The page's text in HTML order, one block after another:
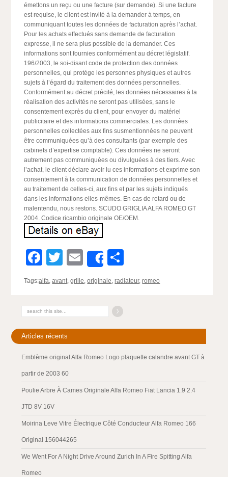
émettons un reçu ou une facture (sur demande). Si une facture
est requise, le client est invité à la demander à temps, en
communiquant toutes les données de facturation après l’achat.
Pour les achats effectués sans demande de facturation
expresse, il ne sera plus possible de la demander. Ces
informations sont fournies conformément au décret législatif.
196/2003, le soi-disant code de protection des données
personnelles, qui protège les personnes physiques et autres
sujets à l’égard du traitement des données personnelles.
Conformément au décret précité, les données nécessaires à la
réalisation des activités ne seront pas utilisées, sans le
consentement exprès du client, pour envoyer du matériel
publicitaire et des informations commerciales. Les données
personnelles collectées aux fins susmentionnées ne peuvent
être communiquées qu’à des consultants (par exemple des
cabinets d’expertise comptable). Ces données ne seront
autrement pas communiquées ou divulguées à des tiers. Avec
l’achat, le client déclare avoir lu ces informations et exprime son
consentement à la communication de données personnelles et
au traitement de celles-ci, aux fins et par les sujets indiqués
dans les informations elles-mêmes. En cas de retard ou de
malentendu, nous restons. SCUDO GRIGLIA ALFA ROMEO GT
2004. Codice ricambio originale OE/OEM.
Facebook
Twitter
EmailShare
Tags:alfa,avant,grille,originale,radiateur,romeo
Articles récents
Emblème original Alfa Romeo Logo plaquette calandre avant GT à
partir de 2003 60
Poulie Arbre À Cames Originale Alfa Romeo Fiat Lancia 1.9 2.4
JTD 8V 16V
Moirina Leve Vitre Électrique Côté Conducteur Alfa Romeo 166
Original 156044265
We Went For A Night Drive Around Zurich In A Fire Spitting Alfa
Romeo